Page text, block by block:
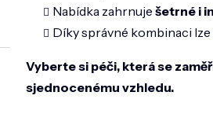
Nabídka zahrnuje šetrné i
Díky správné kombinaci
Vyberte si péči, která se
sjednocenému vzhledu.